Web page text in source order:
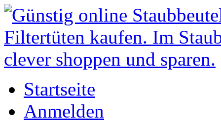
Startseite
Anmelden